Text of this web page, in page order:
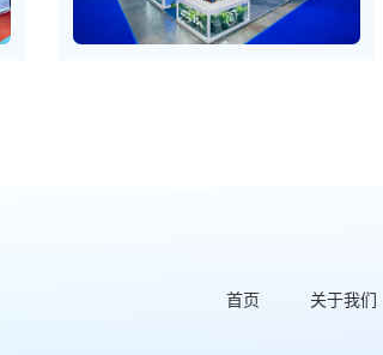
首页 关于我们